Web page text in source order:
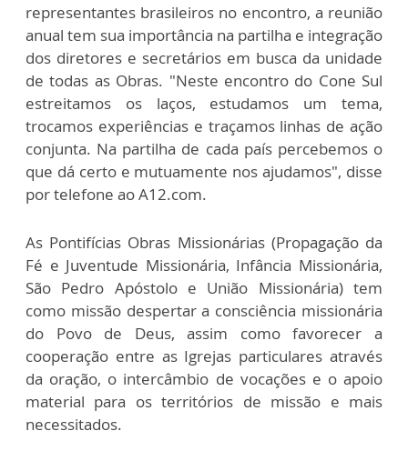
representantes brasileiros no encontro, a reunião
anual tem sua importância na partilha e integração
dos diretores e secretários em busca da unidade
de todas as Obras. "Neste encontro do Cone Sul
estreitamos os laços, estudamos um tema,
trocamos experiências e traçamos linhas de ação
conjunta. Na partilha de cada país percebemos o
que dá certo e mutuamente nos ajudamos", disse
por telefone ao A12.com.
As Pontifícias Obras Missionárias (Propagação da
Fé e Juventude Missionária, Infância Missionária,
São Pedro Apóstolo e União Missionária) tem
como missão despertar a consciência missionária
do Povo de Deus, assim como favorecer a
cooperação entre as Igrejas particulares através
da oração, o intercâmbio de vocações e o apoio
material para os territórios de missão e mais
necessitados.